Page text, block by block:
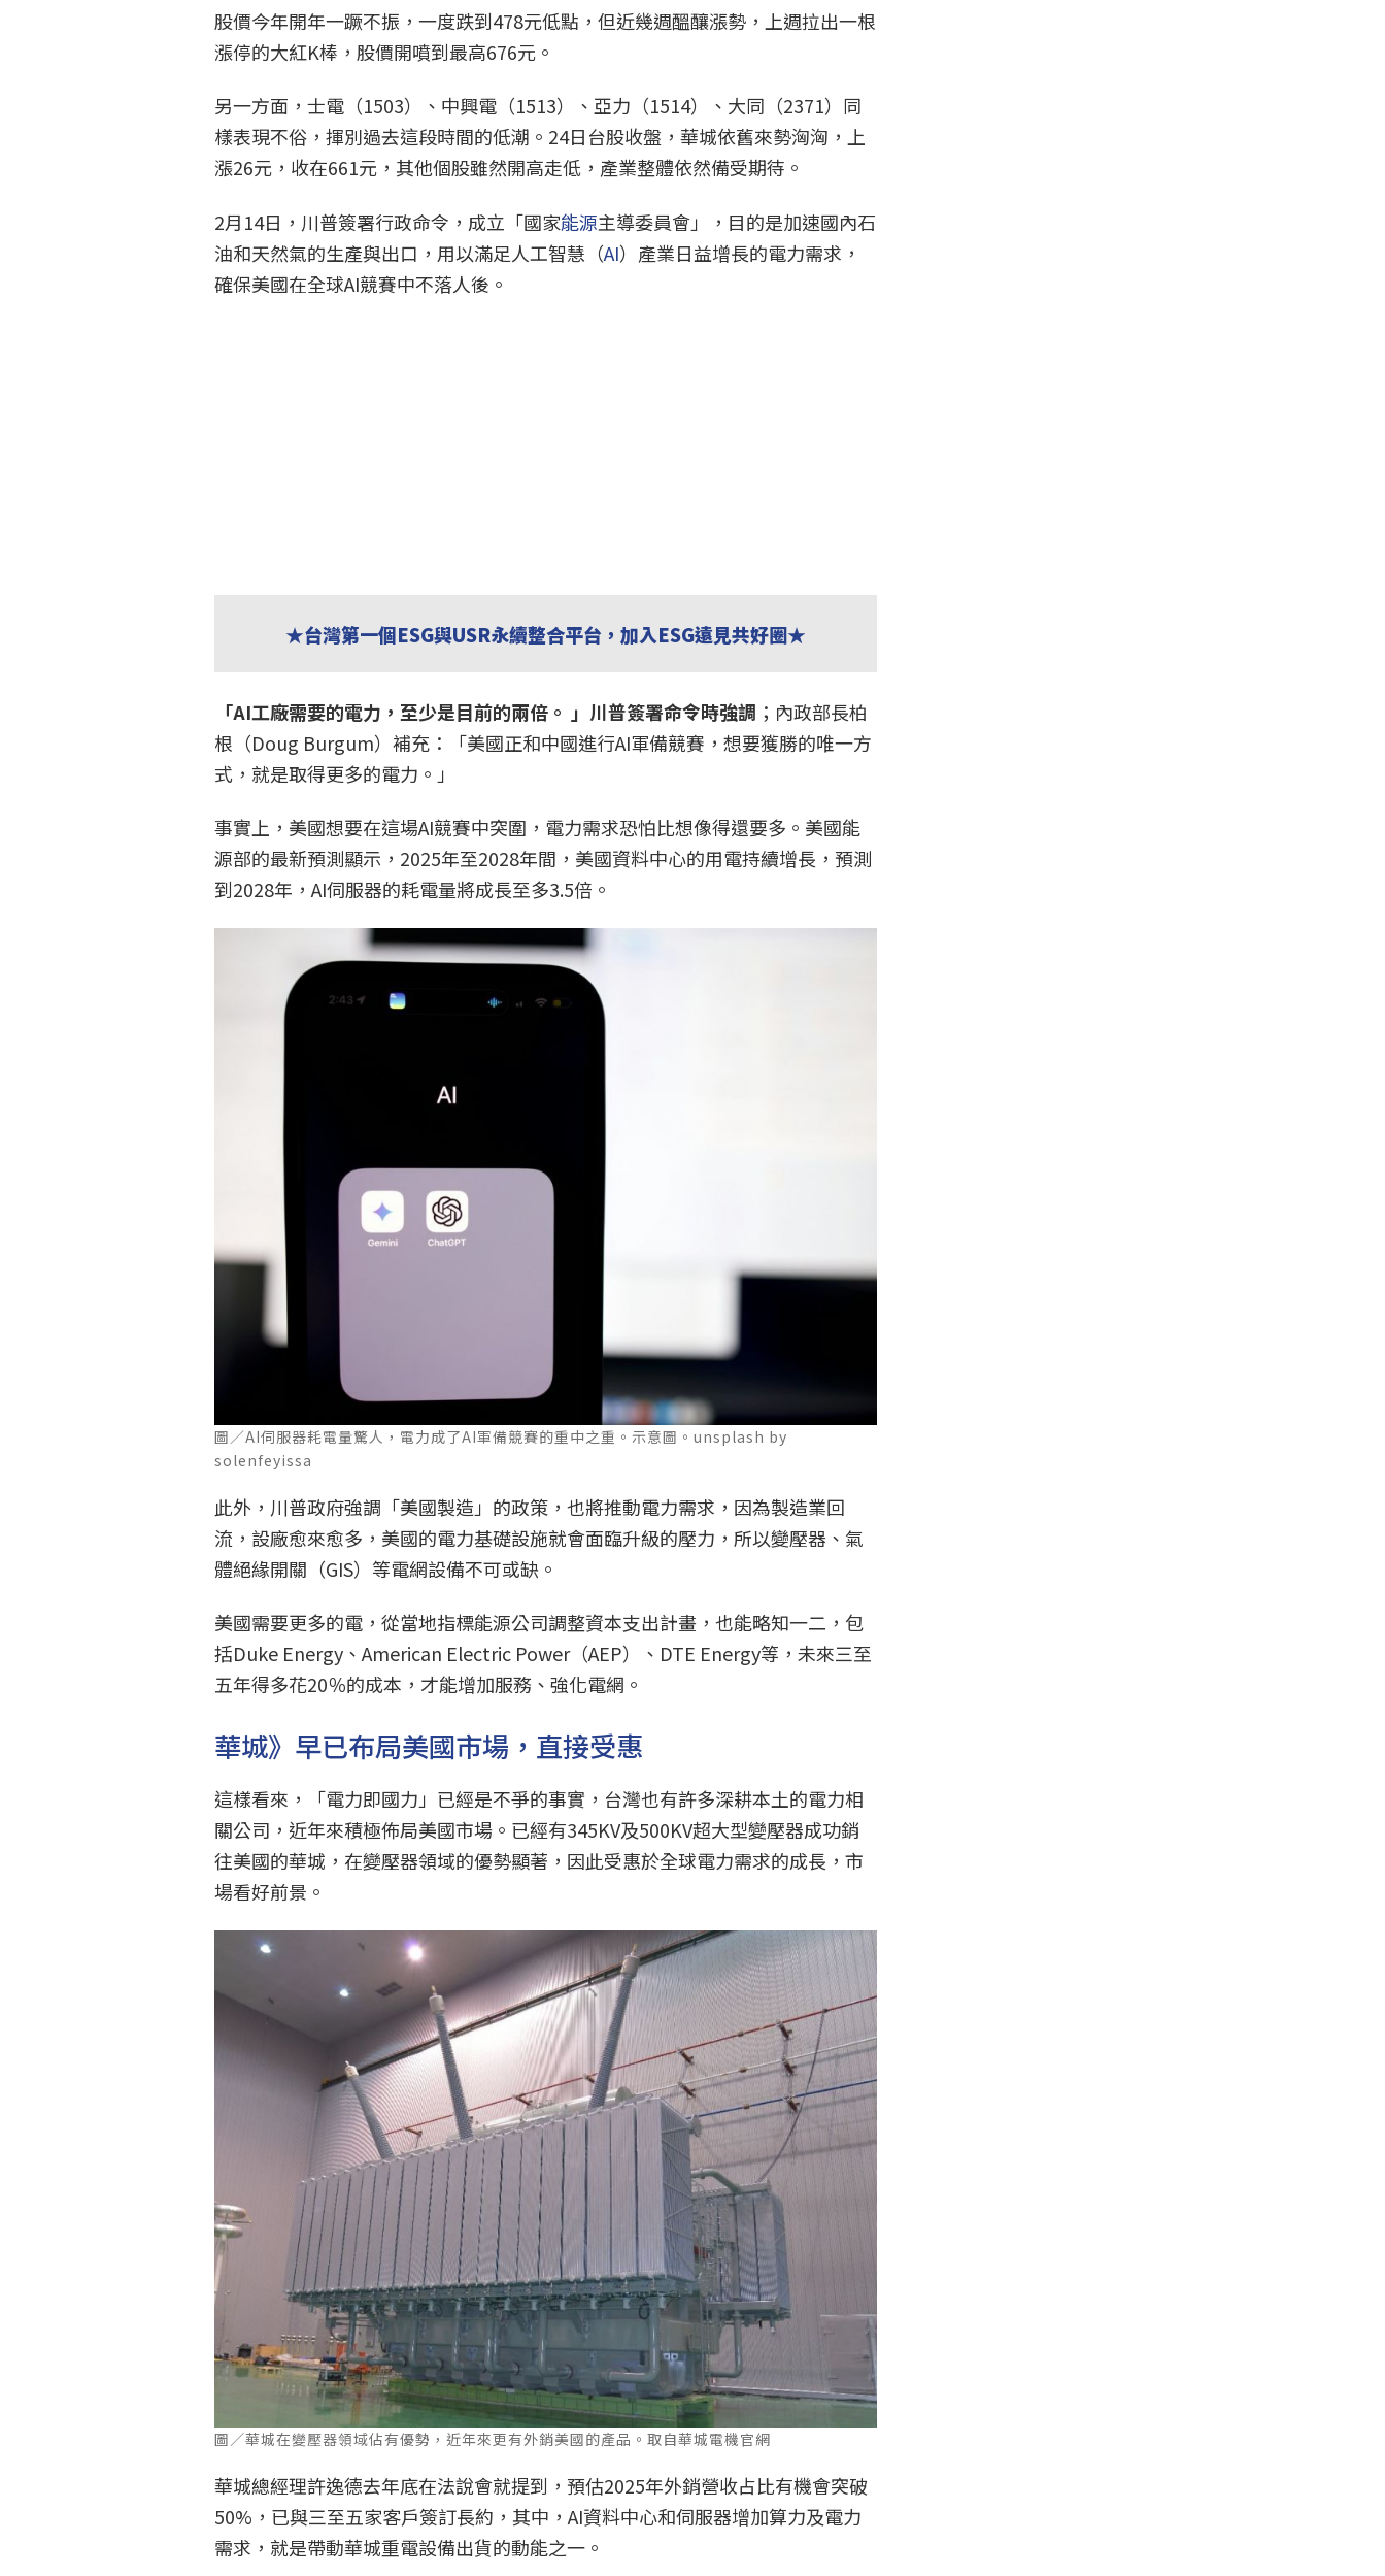
股價今年開年一蹶不振，一度跌到478元低點，但近幾週醞釀漲勢，上週拉出一根
漲停的大紅K棒，股價開噴到最高676元。
另一方面，士電（1503）、中興電（1513）、亞力（1514）、大同（2371）同
樣表現不俗，揮別過去這段時間的低潮。24日台股收盤，華城依舊來勢洶洶，上
漲26元，收在661元，其他個股雖然開高走低，產業整體依然備受期待。
2月14日，川普簽署行政命令，成立「國家能源主導委員會」，目的是加速國內石
油和天然氣的生產與出口，用以滿足人工智慧（AI）產業日益增長的電力需求，
確保美國在全球AI競賽中不落人後。
★台灣第一個ESG與USR永續整合平台，加入ESG遠見共好圈★
「AI工廠需要的電力，至少是目前的兩倍。 」川普簽署命令時強調 ；內政部長柏
根（Doug Burgum）補充：「美國正和中國進行AI軍備競賽，想要獲勝的唯一方
式，就是取得更多的電力。」
事實上，美國想要在這場AI競賽中突圍，電力需求恐怕比想像得還要多。美國能
源部的最新預測顯示，2025年至2028年間，美國資料中心的用電持續增長，預測
到2028年，AI伺服器的耗電量將成長至多3.5倍。
圖／AI伺服器耗電量驚人，電力成了AI軍備競賽的重中之重。示意圖。unsplash by
solenfeyissa
此外，川普政府強調「美國製造」的政策，也將推動電力需求，因為製造業回
流，設廠愈來愈多，美國的電力基礎設施就會面臨升級的壓力，所以變壓器、氣
體絕緣開關（GIS）等電網設備不可或缺。
美國需要更多的電，從當地指標能源公司調整資本支出計畫，也能略知一二，包
括Duke Energy、American Electric Power（AEP）、DTE Energy等，未來三至
五年得多花20％的成本，才能增加服務、強化電網。
華城》早已布局美國市場，直接受惠
這樣看來，「電力即國力」已經是不爭的事實，台灣也有許多深耕本土的電力相
關公司，近年來積極佈局美國市場。已經有345KV及500KV超大型變壓器成功銷
往美國的華城，在變壓器領域的優勢顯著，因此受惠於全球電力需求的成長，市
場看好前景。
圖／華城在變壓器領域佔有優勢，近年來更有外銷美國的產品。取自華城電機官網
華城總經理許逸德去年底在法說會就提到，預估2025年外銷營收占比有機會突破
50%，已與三至五家客戶簽訂長約，其中，AI資料中心和伺服器增加算力及電力
需求，就是帶動華城重電設備出貨的動能之一。